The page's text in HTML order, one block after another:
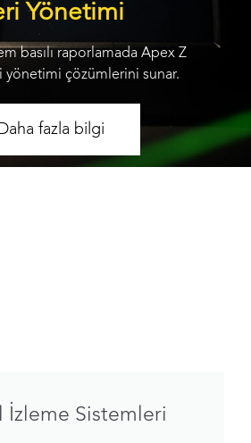
Yönetimi
basılı raporlamada Apex Z
yönetimi çözümlerini sunar.
Daha fazla bilgi
İzleme Sistemleri